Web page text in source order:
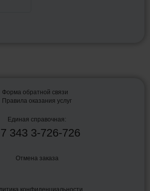
Правила оказания услуг
Форма обратной связи
Единая справочная:
343 3-726-726
Отмена заказа